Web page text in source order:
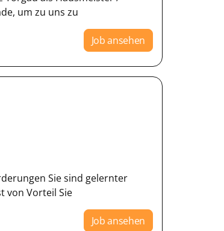
um zu uns zu
Job ansehen
Sie sind gelernter
von Vorteil Sie
Job ansehen